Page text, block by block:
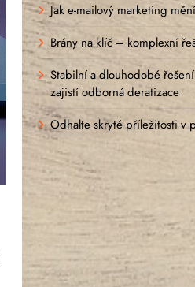
Jak e-mailový marketing
Brány na klíč – komplexní
Stabilní a dlouhodobé
zajistí odborná deratizace
Odhalte skryté příležitosti v